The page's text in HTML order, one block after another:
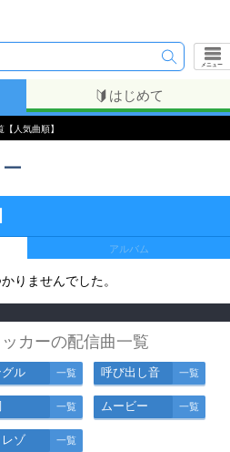
メニュー
はじめて
人気曲順】
アルバム
りませんでした。
カーの配信曲一覧
ル 一覧 呼び出し音 一覧
一覧 ムービー 一覧
ゾ 一覧